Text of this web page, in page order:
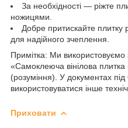
За необхідності — ріжте
ножицями.
Добре притискайте
для надійного зчеплення.
Примітка: Ми використовуємо
«Самоклеюча вінілова плитка
(розуміння). У документах
використовуватися інше
Приховати